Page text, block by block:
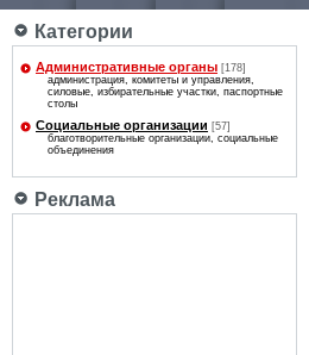
Категории
Административные органы [178]
администрация, комитеты и управления,
силовые, избирательные участки, паспортные
столы
Социальные организации [57]
благотворительные организации, социальные
объединения
Реклама